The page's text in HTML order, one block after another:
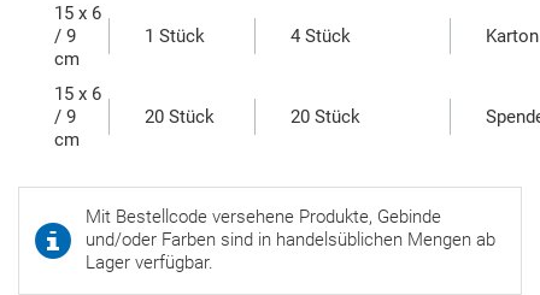
15 x 6
/ 9
cm
1 Stück 4 Stück Karton
15 x 6
/ 9
cm
20 Stück 20 Stück
Mit Bestellcode versehene Produkte, Gebinde
und/oder Farben sind in handelsüblichen Mengen ab
Lager verfügbar.